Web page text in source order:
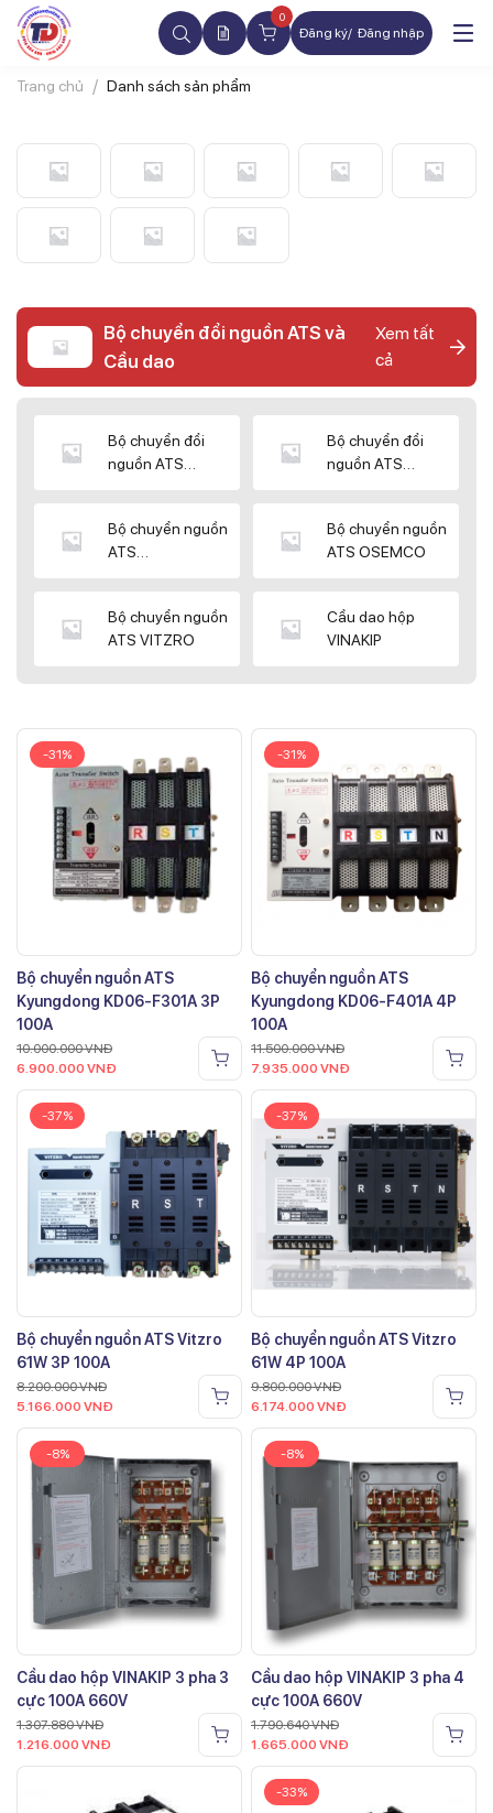
0
Đăng ký Đăng nhập
Trang chủ Danh sách sản phẩm
Bộ chuyển đổi nguồn ATS và
Cầu dao
Xem tất
cả
Bộ chuyển đổi
nguồn ATS
Bộ chuyển đổi
nguồn ATS
Bộ chuyển nguồn
ATS
Bộ chuyển nguồn
ATS OSEMCO
Bộ chuyển nguồn
ATS VITZRO
Cầu dao hộp
VINAKIP
-31%
Bộ chuyển nguồn ATS
Kyungdong KD06-F301A 3P
100A
10.000.000VNĐ
6.900.000 VNĐ
-31%
Bộ chuyển nguồn ATS
Kyungdong KD06-F401A 4P
100A
11.500.000VNĐ
7.935.000 VNĐ
-37%
Bộ chuyển nguồn ATS Vitzro
61W 3P 100A
8.200.000VNĐ
5.166.000 VNĐ
-37%
Bộ chuyển nguồn ATS Vitzro
61W 4P 100A
9.800.000VNĐ
6.174.000 VNĐ
-8%
Cầu dao hộp VINAKIP 3 pha 3
cực 100A 660V
1.307.880VNĐ
1.216.000 VNĐ
-8%
Cầu dao hộp VINAKIP 3 pha 4
cực 100A 660V
1.790.640VNĐ
1.665.000 VNĐ
-33%